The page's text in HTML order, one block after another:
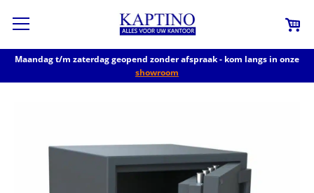
Maandag t/m zaterdag geopend zonder afspraak - kom langs in onze
showroom